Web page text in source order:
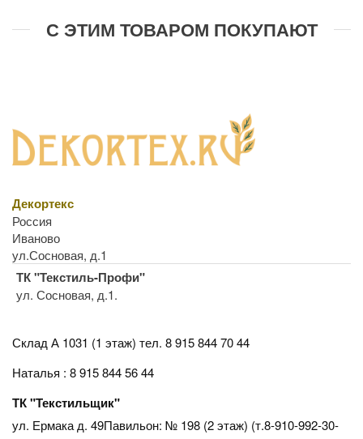
С ЭТИМ ТОВАРОМ ПОКУПАЮТ
Декортекс
Россия
Иваново
ул.Сосновая, д.1
ТК "Текстиль-Профи"
ул. Сосновая, д.1.
Склад А 1031 (1 этаж) тел. 8 915 844 70 44
Наталья : 8 915 844 56 44
ТК "Текстильщик"
ул. Ермака д. 49Павильон: № 198 (2 этаж) (т.8-910-992-30-